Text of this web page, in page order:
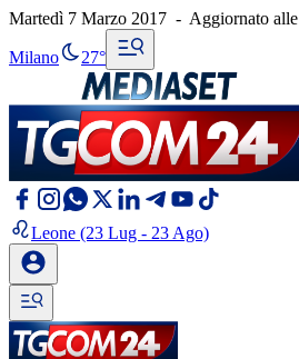
Martedì 7 Marzo 2017 - Aggiornato alle
Milano 27°
Leone (23 Lug - 23 Ago)